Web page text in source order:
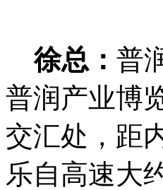
徐总： 普
普润产业博
交汇处，距
乐自高速大